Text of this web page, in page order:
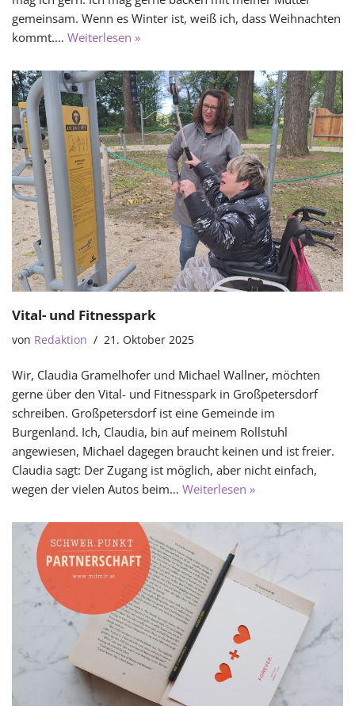
gemeinsam. Wenn es Winter ist, weiß ich, dass Weihnachten
kommt.… Weiterlesen »
Vital- und Fitnesspark
von Redaktion 21. Oktober 2025
Wir, Claudia Gramelhofer und Michael Wallner, möchten
gerne über den Vital- und Fitnesspark in Großpetersdorf
schreiben. Großpetersdorf ist eine Gemeinde im
Burgenland. Ich, Claudia, bin auf meinem Rollstuhl
angewiesen, Michael dagegen braucht keinen und ist freier.
Claudia sagt: Der Zugang ist möglich, aber nicht einfach,
wegen der vielen Autos beim… Weiterlesen »